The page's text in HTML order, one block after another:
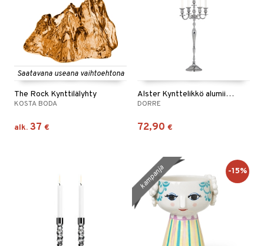
Saatavana useana vaihtoehtona
The Rock Kynttilälyhty
KOSTA BODA
alk. 37 €
Alster Kynttelikkö alumiinia 5-haarainen.
DORRE
72,90 €
kampanja -15%